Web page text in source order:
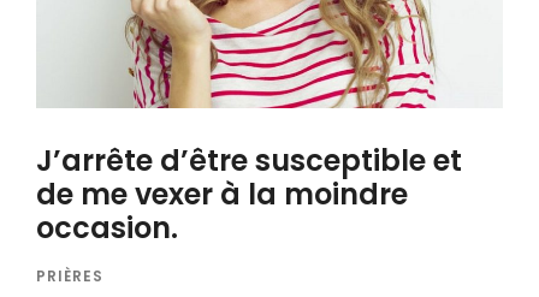
J’arrête d’être susceptible et
de me vexer à la moindre
occasion.
PRIÈRES